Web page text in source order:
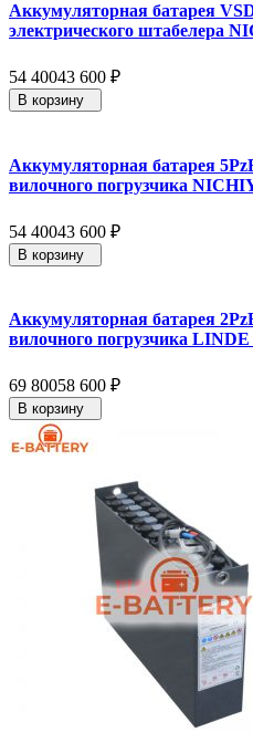
Аккумуляторная батарея
электрического штабелера
54 40043 600 ₽
В корзину
Аккумуляторная батарея
вилочного погрузчика
54 40043 600 ₽
В корзину
Аккумуляторная батарея
вилочного погрузчика
69 80058 600 ₽
В корзину